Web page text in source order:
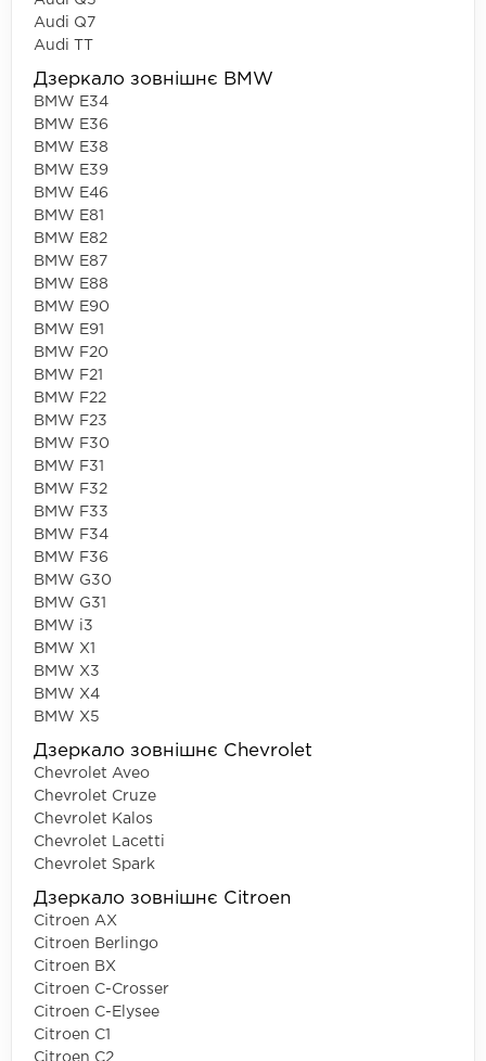
Audi Q7
Audi TT
Дзеркало зовнішнє BMW
BMW E34
BMW E36
BMW E38
BMW E39
BMW E46
BMW E81
BMW E82
BMW E87
BMW E88
BMW E90
BMW E91
BMW F20
BMW F21
BMW F22
BMW F23
BMW F30
BMW F31
BMW F32
BMW F33
BMW F34
BMW F36
BMW G30
BMW G31
BMW i3
BMW X1
BMW X3
BMW X4
BMW X5
Дзеркало зовнішнє Chevrolet
Chevrolet Aveo
Chevrolet Cruze
Chevrolet Kalos
Chevrolet Lacetti
Chevrolet Spark
Дзеркало зовнішнє Citroen
Citroen AX
Citroen Berlingo
Citroen BX
Citroen C-Crosser
Citroen C-Elysee
Citroen C1
Citroen C2